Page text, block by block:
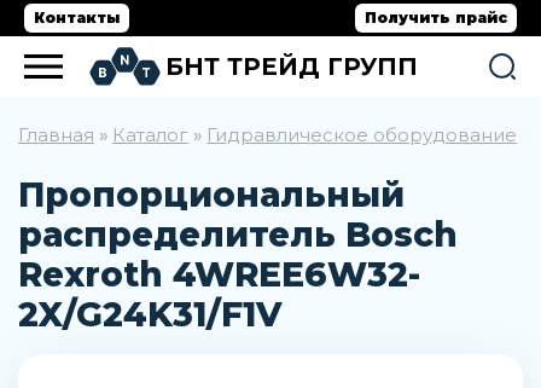
Контакты Получить прайс
БНТ ТРЕЙД ГРУПП
Главная » Каталог » Гидравлическое оборудование
Пропорциональный
распределитель Bosch
Rexroth 4WREE6W32-
2X/G24K31/F1V